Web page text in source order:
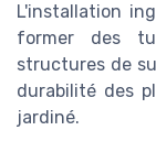
L'installation
former des
structures de
durabilité des
jardiné.